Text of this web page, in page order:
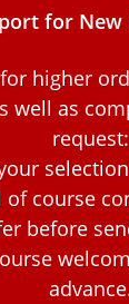
for New
higher
well as
request:
course
before